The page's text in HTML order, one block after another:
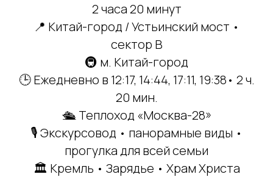
2 часа 20 минут
📍 Китай-город / Устьинский мост •
сектор B
🚇 м. Китай-город
🕒 Ежедневно в 12:17, 14:44, 17:11, 19:38• 2 ч.
20 мин.
🛳 Теплоход «Москва-28»
🎙 Экскурсовод • панорамные виды •
прогулка для всей семьи
🏛 Кремль • Зарядье • Храм Христа